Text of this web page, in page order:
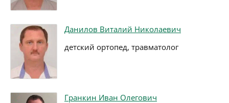
Данилов Виталий Николаевич
детский ортопед, травматолог
Гранкин Иван Олегович